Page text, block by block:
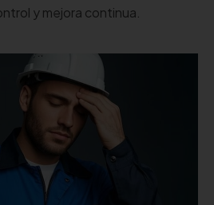
y mejora continua.